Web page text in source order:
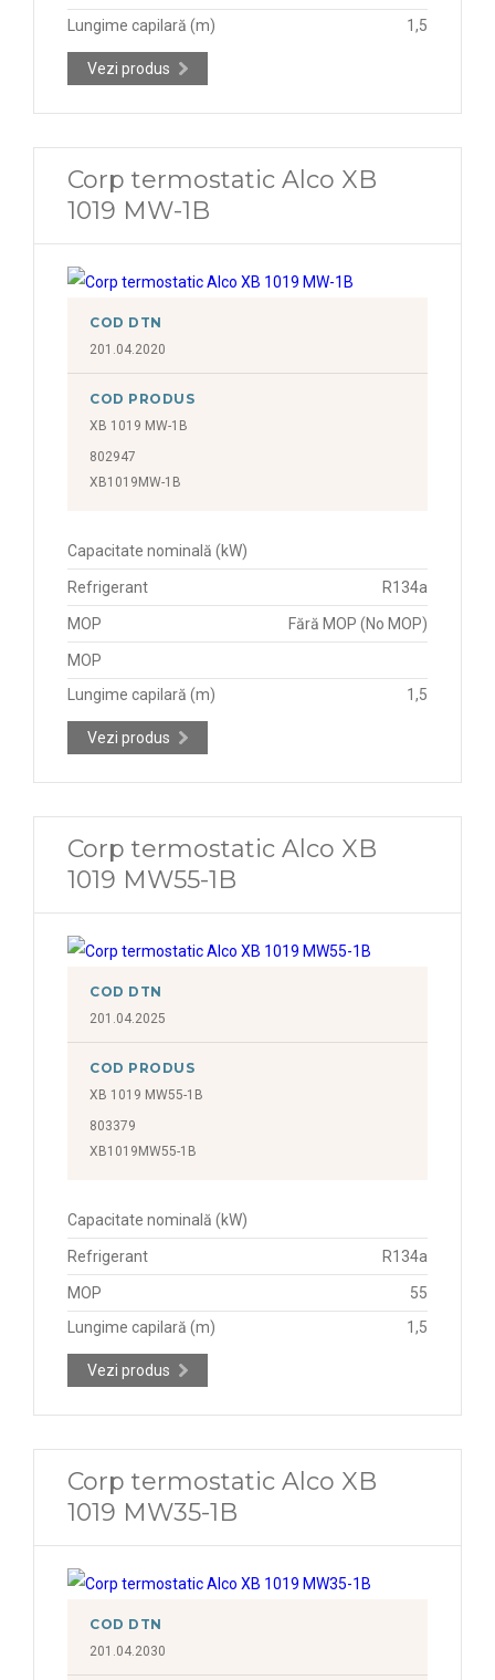
Lungime capilară (m) 1,5
Vezi produs
Corp termostatic Alco XB
1019 MW-1B
COD DTN
201.04.2020
COD PRODUS
XB 1019 MW-1B
802947
XB1019MW-1B
Capacitate nominală (kW)
Refrigerant R134a
MOP Fără MOP (No MOP)
MOP
Lungime capilară (m)
1,5
Vezi produs
Corp termostatic Alco XB
1019 MW55-1B
COD DTN
201.04.2025
COD PRODUS
XB 1019 MW55-1B
803379
XB1019MW55-1B
Capacitate nominală (kW)
Refrigerant R134a
MOP
55
Lungime capilară (m)
1,5
Vezi produs
Corp termostatic Alco XB
1019 MW35-1B
COD DTN
201.04.2030